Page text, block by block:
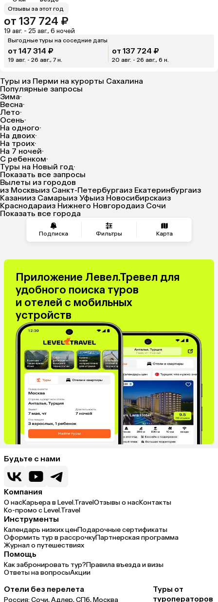
Подписка Фильтры Карта
Отзывы за этот год
от 137 724 ₽
19 авг. - 25 авг., 6 ночей
Выгодные туры на соседние даты
от 147 314 ₽
19 авг. - 26 авг., 7 н.
от 137 724 ₽
20 авг. - 26 авг., 6 н.
Туры из Перми на курорты Сахалина
Популярные запросы
Зима·
Весна·
Лето·
Осень·
На одного·
На двоих·
На троих·
На 7 ночей·
С ребенком·
Туры на Новый год·
Показать все запросы
Вылеты из городов
из Москвыиз Санкт-Петербургаиз Екатеринбургаиз
Казанииз Самарыиз Уфыиз Новосибирскаиз
Краснодараиз Нижнего Новгородаиз Сочи
Показать все города
Приложение Левел.Тревел для
удобного поиска туров
и отелей с мобильных
устройств
Будьте с нами
Компания
О насКарьера в Level.TravelОтзывы о насКонтакты
Ко-промо с Level.Travel
Инструменты
Календарь низких ценПодарочные сертификаты
Оформить тур в рассрочкуПартнерская программа
Журнал о путешествиях
Помощь
Как забронировать тур?Правила въезда и визы
Ответы на вопросыАкции
Отели без перелета
Россия:Сочи,Адлер,СПб,Москва
Туры от
туроператоров